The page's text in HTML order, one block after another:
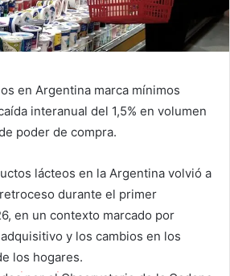
en Argentina marca mínimos
interanual del 1,5% en volumen
poder de compra.
lácteos en la Argentina volvió a
durante el primer
en un contexto marcado por
y los cambios en los
los hogares.